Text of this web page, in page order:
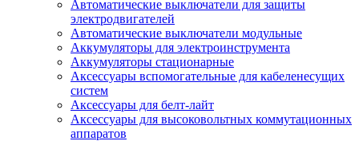
Автоматические выключатели для защиты
электродвигателей
Автоматические выключатели модульные
Аккумуляторы для электроинструмента
Аккумуляторы стационарные
Аксессуары вспомогательные для кабеленесущих
систем
Аксессуары для белт-лайт
Аксессуары для высоковольтных коммутационных
аппаратов